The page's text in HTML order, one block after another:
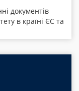
документів
в країні ЄС та